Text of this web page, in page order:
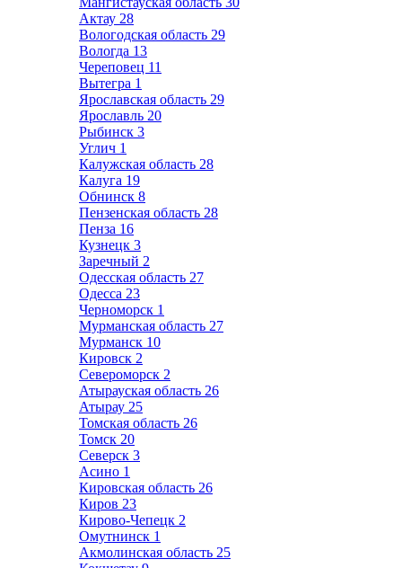
Актау 28
Вологодская область 29
Вологда 13
Череповец 11
Вытегра 1
Ярославская область 29
Ярославль 20
Рыбинск 3
Углич 1
Калужская область 28
Калуга 19
Обнинск 8
Пензенская область 28
Пенза 16
Кузнецк 3
Заречный 2
Одесская область 27
Одесса 23
Черноморск 1
Мурманская область 27
Мурманск 10
Кировск 2
Североморск 2
Атырауская область 26
Атырау 25
Томская область 26
Томск 20
Северск 3
Асино 1
Кировская область 26
Киров 23
Кирово-Чепецк 2
Омутнинск 1
Акмолинская область 25